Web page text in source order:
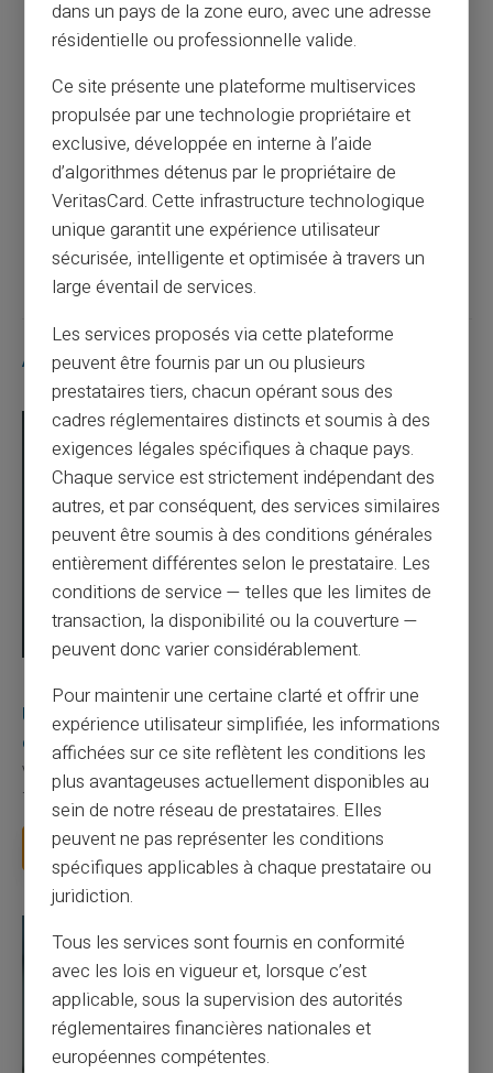
Article précédent
Maximisez l'efficacité de vos allocations
avec une carte prépayée
Article suivant
Articles similaires
Une carte bancaire gratuite sans compte, ça
existe ?
Vous avez tapé cette recherche parce que votre banque vous
facture 50 € par an pour une carte que vo...
Lire la suite
dans un pays de la zone euro, avec une adresse
résidentielle ou professionnelle valide.
Ce site présente une plateforme multiservices
propulsée par une technologie propriétaire et
exclusive, développée en interne à l’aide
d’algorithmes détenus par le propriétaire de
VeritasCard. Cette infrastructure technologique
unique garantit une expérience utilisateur
sécurisée, intelligente et optimisée à travers un
large éventail de services.
Les services proposés via cette plateforme
peuvent être fournis par un ou plusieurs
prestataires tiers, chacun opérant sous des
cadres réglementaires distincts et soumis à des
exigences légales spécifiques à chaque pays.
Chaque service est strictement indépendant des
autres, et par conséquent, des services similaires
peuvent être soumis à des conditions générales
entièrement différentes selon le prestataire. Les
conditions de service — telles que les limites de
transaction, la disponibilité ou la couverture —
peuvent donc varier considérablement.
Pour maintenir une certaine clarté et offrir une
expérience utilisateur simplifiée, les informations
affichées sur ce site reflètent les conditions les
plus avantageuses actuellement disponibles au
sein de notre réseau de prestataires. Elles
peuvent ne pas représenter les conditions
spécifiques applicables à chaque prestataire ou
juridiction.
Tous les services sont fournis en conformité
avec les lois en vigueur et, lorsque c’est
applicable, sous la supervision des autorités
réglementaires financières nationales et
européennes compétentes.